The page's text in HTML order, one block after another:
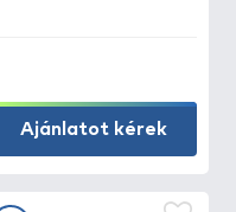
Ajánlatot kérek